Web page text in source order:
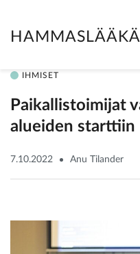
IHMISET
Paikallistoimijat
alueiden starttiin
7.10.2022 Anu Tilander